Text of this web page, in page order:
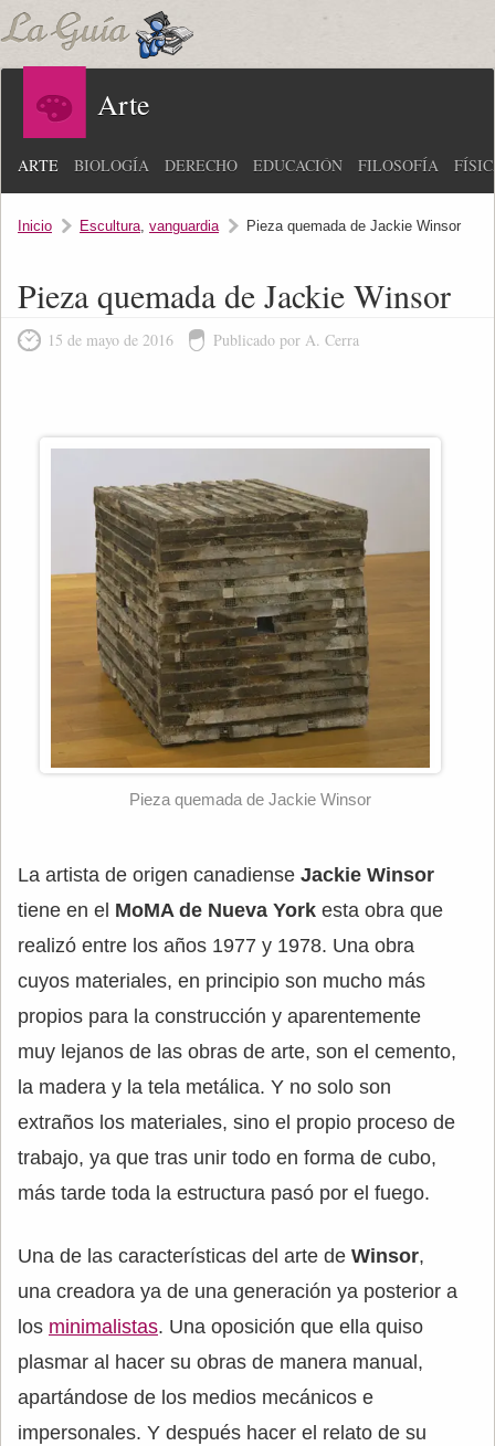
Arte
ARTE BIOLOGÍA DERECHO EDUCACIÓN FILOSOFÍA
Inicio Escultura, vanguardia Pieza quemada de Jackie Winsor
Pieza quemada de Jackie Winsor
15 de mayo de 2016 Publicado por A. Cerra
Pieza quemada de Jackie Winsor
La artista de origen canadiense Jackie Winsor
tiene en el MoMA de Nueva York esta obra que
realizó entre los años 1977 y 1978. Una obra
cuyos materiales, en principio son mucho más
propios para la construcción y aparentemente
muy lejanos de las obras de arte, son el cemento,
la madera y la tela metálica. Y no solo son
extraños los materiales, sino el propio proceso de
trabajo, ya que tras unir todo en forma de cubo,
más tarde toda la estructura pasó por el fuego.
Una de las características del arte de Winsor,
una creadora ya de una generación ya posterior a
los minimalistas. Una oposición que ella quiso
plasmar al hacer su obras de manera manual,
apartándose de los medios mecánicos e
impersonales. Y después hacer el relato de su